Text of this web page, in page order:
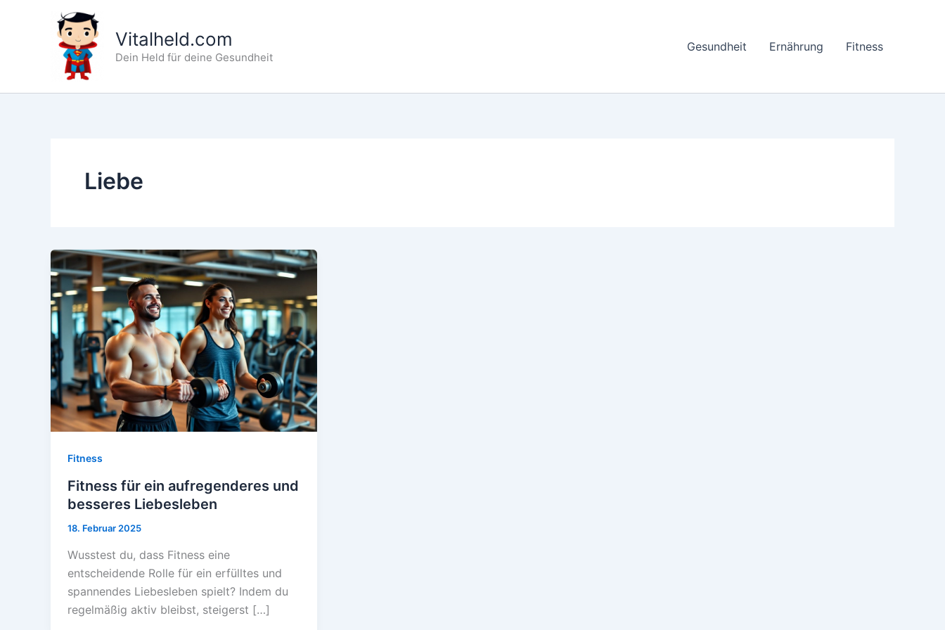
Vitalheld.com
Dein Held für deine Gesundheit
Gesundheit Ernährung Fitness
Liebe
Fitness
Fitness für ein aufregenderes und
besseres Liebesleben
18. Februar 2025
Wusstest du, dass Fitness eine
entscheidende Rolle für ein erfülltes und
spannendes Liebesleben spielt? Indem du
regelmäßig aktiv bleibst, steigerst […]